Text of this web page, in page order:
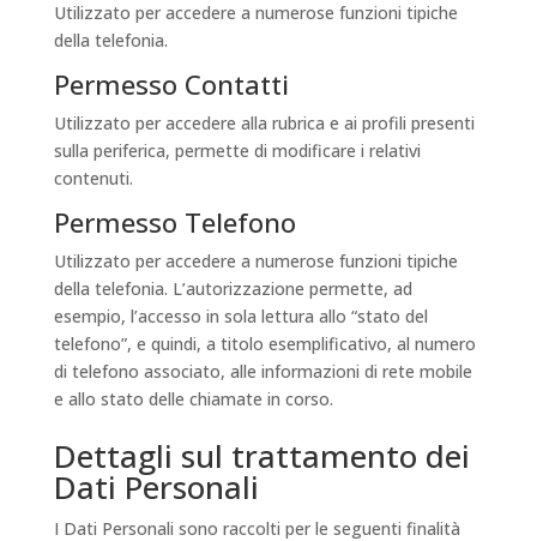
Utilizzato per accedere a numerose funzioni tipiche
della telefonia.
Permesso Contatti
Utilizzato per accedere alla rubrica e ai profili presenti
sulla periferica, permette di modificare i relativi
contenuti.
Permesso Telefono
Utilizzato per accedere a numerose funzioni tipiche
della telefonia. L’autorizzazione permette, ad
esempio, l’accesso in sola lettura allo “stato del
telefono”, e quindi, a titolo esemplificativo, al numero
di telefono associato, alle informazioni di rete mobile
e allo stato delle chiamate in corso.
Dettagli sul trattamento dei
Dati Personali
I Dati Personali sono raccolti per le seguenti finalità